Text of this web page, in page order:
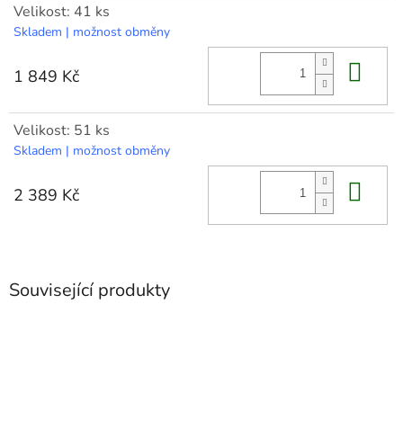
Související produkty
Velikost: 41 ks
Skladem | možnost obměny
1 849 Kč
Velikost: 51 ks
Skladem | možnost obměny
2 389 Kč